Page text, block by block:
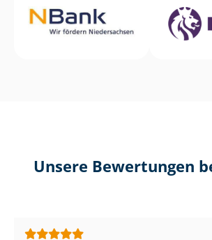
Unsere Bewertungen